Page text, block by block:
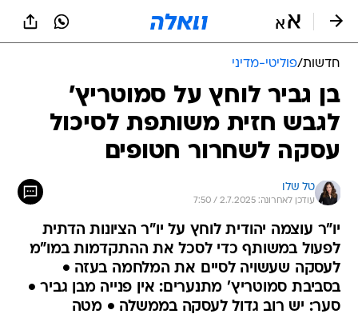
חדשות/פוליטי-מדיני
בן גביר לוחץ על סמוטריץ'
לגבש חזית משותפת לסיכול
עסקה לשחרור חטופים
טל שלו
עודכן לאחרונה: 2.7.2025 / 7:50
יו"ר עוצמה יהודית לוחץ על יו"ר הציונות הדתית
לפעול במשותף כדי לסכל את ההתקדמות במו"מ
לעסקה שעשויה לסיים את המלחמה בעזה •
בסביבת סמוטריץ' מתנערים: אין פנייה מבן גביר •
סער: יש רוב גדול לעסקה בממשלה • מטה